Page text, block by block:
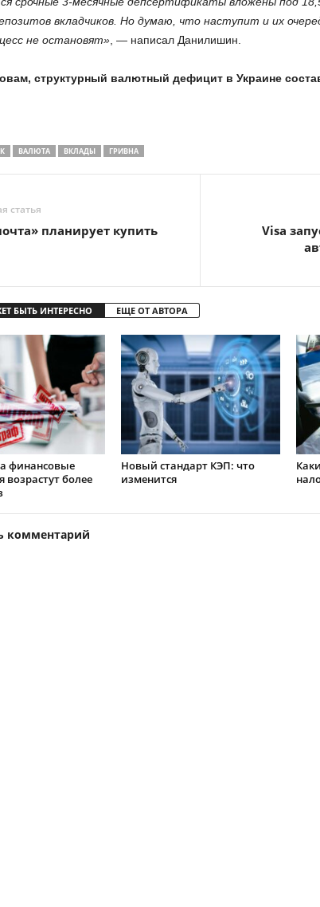
вкладчиков. Но думаю, что наступит и их
не остановят», — написал Данилишин.
структурный валютный дефицит в Украине
ВАЛЮТА ВКЛАДЫ ГРИВНА
статья
планирует купить
Visa
БЫТЬ ИНТЕРЕСНО ЕЩЕ ОТ АВТОРА
финансовые
возрастут более
Новый стандарт КЭП: что
изменится
комментарий